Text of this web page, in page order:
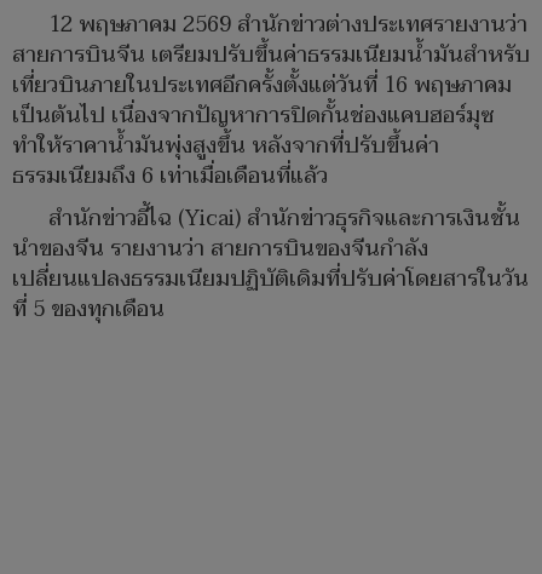
12 พฤษภาคม 2569 สำนักข่าวต่างประเทศรายงานว่า
สายการบินจีน เตรียมปรับขึ้นค่าธรรมเนียมน้ำมันสำหรับ
เที่ยวบินภายในประเทศอีกครั้งตั้งแต่วันที่ 16 พฤษภาคม
เป็นต้นไป เนื่องจากปัญหาการปิดกั้นช่องแคบฮอร์มุซ
ทำให้ราคาน้ำมันพุ่งสูงขึ้น หลังจากที่ปรับขึ้นค่า
ธรรมเนียมถึง 6 เท่าเมื่อเดือนที่แล้ว
สำนักข่าวอี้ไฉ (Yicai) สำนักข่าวธุรกิจและการเงินชั้น
นำของจีน รายงานว่า สายการบินของจีนกำลัง
เปลี่ยนแปลงธรรมเนียมปฏิบัติเดิมที่ปรับค่าโดยสารในวัน
ที่ 5 ของทุกเดือน